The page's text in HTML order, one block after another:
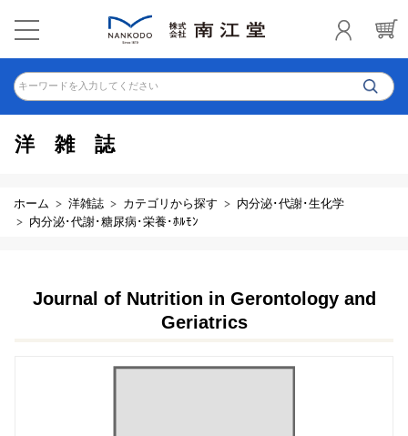
キーワードを入力してください
洋雑誌
ホーム 洋雑誌 カテゴリから探す
内分泌･代謝･生化学
内分泌･代謝･糖尿病･栄養･ﾎﾙﾓﾝ
Journal of Nutrition in Gerontology and
Geriatrics